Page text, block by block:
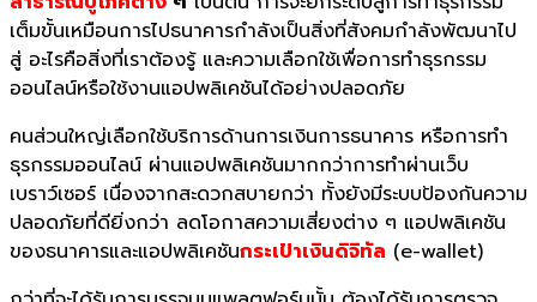
เต็มขั้นเหมือนการไปธนาคารกำลังเป็นสิ่งที่สังคมกำลังพัฒนาไป
สู่ อะไรคือสิ่งที่เราต้องรู้ และความเลือกใช้เพื่อการทำธุรกรรม
ออนไลน์หรือใช้งานแอปพลิเคชันได้อย่างปลอดภัย
คนส่วนใหญ่เลือกใช้บริการด้านการเงินการธนาคาร หรือการทำ
ธุรกรรมออนไลน์ ผ่านแอปพลิเคชันมากกว่าการทำผ่านเว็บ
เบราว์เซอร์ เนื่องจากสะดวกสบายกว่า ทั้งยังมีระบบป้องกันความ
ปลอดภัยที่ดียิ่งกว่า ลดโอกาสความเสี่ยงต่าง ๆ แอปพลิเคชัน
ของธนาคารและแอปพลิเคชันกระเป๋าเงินดิจิทัล (e-wallet)